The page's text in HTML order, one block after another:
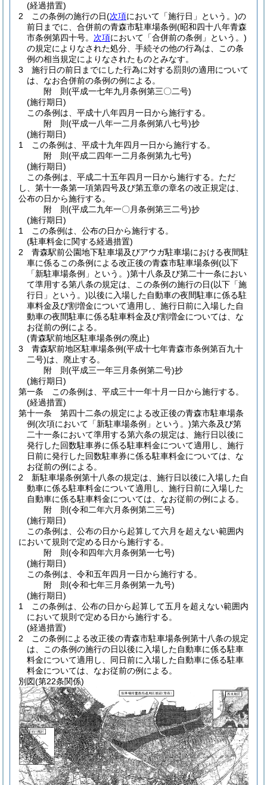
(経過措置)
2
この条例の施行の日(次項において「施行日」という。)の
前日までに、合併前の青森市駐車場条例(昭和四十八年青森
市条例第四十号。 次項において「合併前の条例」という。)
の規定によりなされた処分、手続その他の行為は、この条
例の相当規定によりなされたものとみなす。
3
施行日の前日までにした行為に対する罰則の適用について
は、なお合併前の条例の例による。
附 則(平成一七年九月条例第三〇二号)
(施行期日)
この条例は、平成十八年四月一日から施行する。
附 則(平成一八年一二月条例第八七号)抄
(施行期日)
1
この条例は、平成十九年四月一日から施行する。
附 則(平成二四年一二月条例第九七号)
(施行期日)
この条例は、平成二十五年四月一日から施行する。 ただ
し、第十一条第一項第四号及び第五章の章名の改正規定は、
公布の日から施行する。
附 則(平成二九年一〇月条例第三二号)抄
(施行期日)
1
この条例は、公布の日から施行する。
(駐車料金に関する経過措置)
2
青森駅前公園地下駐車場及びアウガ駐車場における夜間駐
車に係るこの条例による改正後の青森市駐車場条例(以下
「新駐車場条例」という。)第十八条及び第二十一条におい
て準用する第八条の規定は、この条例の施行の日(以下「施
行日」という。)以後に入場した自動車の夜間駐車に係る駐
車料金及び割増金について適用し、施行日前に入場した自
動車の夜間駐車に係る駐車料金及び割増金については、な
お従前の例による。
(青森駅前地区駐車場条例の廃止)
3
青森駅前地区駐車場条例(平成十七年青森市条例第百九十
二号)は、廃止する。
附 則(平成三一年三月条例第二号)抄
(施行期日)
第一条
この条例は、平成三十一年十月一日から施行する。
(経過措置)
第十一条
第四十二条の規定による改正後の青森市駐車場条
例(次項において「新駐車場条例」という。)第六条及び第
二十一条において準用する第六条の規定は、施行日以後に
発行した回数駐車券に係る駐車料金について適用し、施行
日前に発行した回数駐車券に係る駐車料金については、な
お従前の例による。
2
新駐車場条例第十八条の規定は、施行日以後に入場した自
動車に係る駐車料金について適用し、施行日前に入場した
自動車に係る駐車料金については、なお従前の例による。
附 則(令和二年六月条例第二三号)
(施行期日)
この条例は、公布の日から起算して六月を超えない範囲内
において規則で定める日から施行する。
附 則(令和四年六月条例第一七号)
(施行期日)
この条例は、令和五年四月一日から施行する。
附 則(令和七年三月条例第一九号)
(施行期日)
1
この条例は、公布の日から起算して五月を超えない範囲内
において規則で定める日から施行する。
(経過措置)
2
この条例による改正後の青森市駐車場条例第十八条の規定
は、この条例の施行の日以後に入場した自動車に係る駐車
料金について適用し、同日前に入場した自動車に係る駐車
料金については、なお従前の例による。
別図(第22条関係)